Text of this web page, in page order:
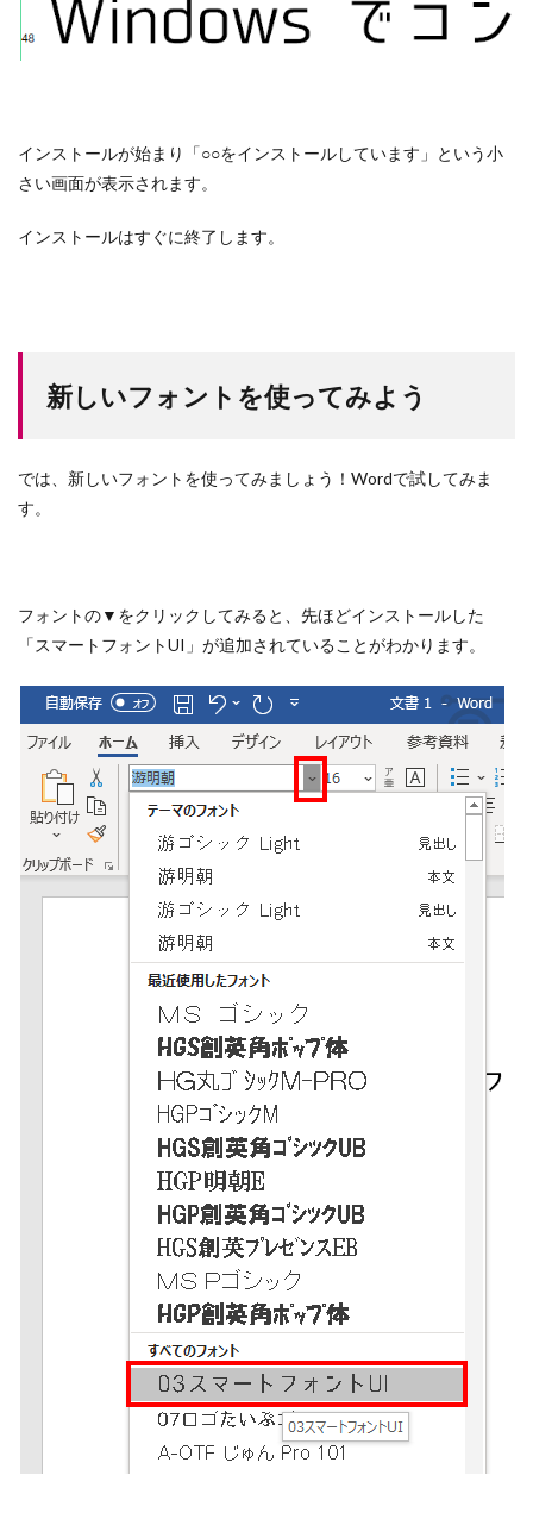
インストールが始まり「○○をインストールしています」という小
さい画面が表示されます。
インストールはすぐに終了します。
新しいフォントを使ってみよう
では、新しいフォントを使ってみましょう！Wordで試してみま
す。
フォントの▼をクリックしてみると、先ほどインストールした
「スマートフォントUI」が追加されていることがわかります。